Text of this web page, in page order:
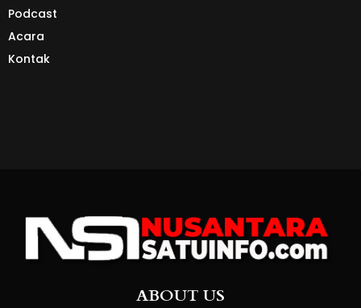
Podcast
Acara
Kontak
ABOUT US